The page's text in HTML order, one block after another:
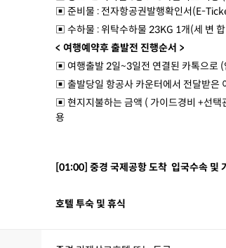
▣ 준비물 : 전자항공권발행확인서(E-
▣ 수하물 : 위탁수하물 23KG 1개(세 변
< 여행예약후 출발전 진행순서 >
▣ 여행출발 2일~3일전 연결된 카톡으로
▣ 출발당일 항공사 카운터에서 전달받은
▣ 현지지불하는 금액 ( 가이드경비 +선택
용
[01:00] 중경 국제공항 도착 입국수속 및
호텔 투숙 및 휴식